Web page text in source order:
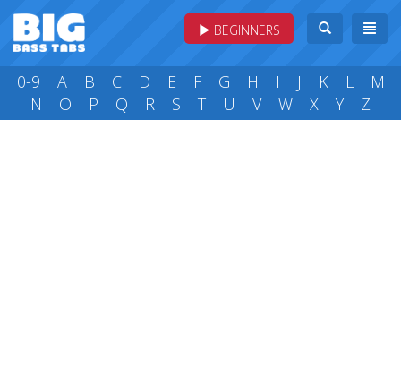
BEGINNERS
0-9 A B C D E F G H I J K L
M
N
O P Q R S T U V W X Y Z